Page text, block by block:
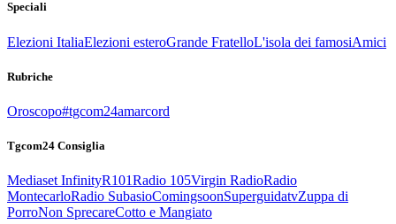
Speciali
Elezioni ItaliaElezioni esteroGrande FratelloL'isola dei famosiAmici
Rubriche
Oroscopo#tgcom24amarcord
Tgcom24 Consiglia
Mediaset InfinityR101Radio 105Virgin RadioRadio
MontecarloRadio SubasioComingsoonSuperguidatvZuppa di
PorroNon SprecareCotto e Mangiato